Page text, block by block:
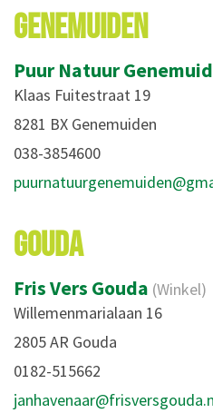
GENEMUIDEN
Puur Natuur
Klaas Fuitestraat 19
8281 BX Genemuiden
038-3854600
GOUDA
Fris Vers Gouda (Winkel)
Willemenmarialaan 16
2805 AR Gouda
0182-515662